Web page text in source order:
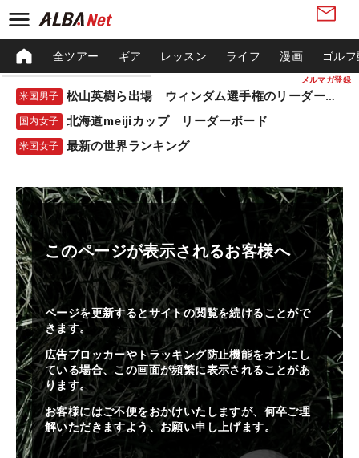
メルマガ登録
全ツアー ギア レッスン ライフ 漫画 ゴル
米国男子 松山英樹ら出場 ウィンダム選手権のリーダーボード
国内女子 北海道meijiカップ リーダーボード
米国女子 最新の世界ランキング
このページが表示されるお客様へ
ページを更新するとサイトの閲覧を続けることがで
きます。
広告ブロッカーやトラッキング防止機能をオンにし
ている場合、この画面が頻繁に表示されることがあ
ります。
お客様にはご不便をおかけいたしますが、何卒ご理
解いただきますよう、お願い申し上げます。